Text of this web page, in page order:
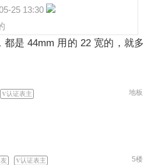
25 13:30
是 44mm 用的 22 宽的，就多
认证表主 地板
认证表主 5楼